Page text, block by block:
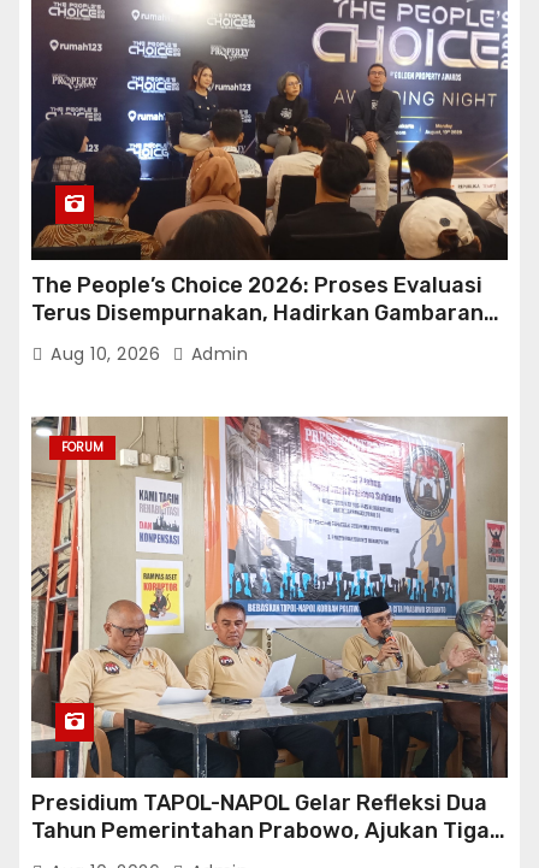
The People’s Choice 2026: Proses Evaluasi
Terus Disempurnakan, Hadirkan Gambaran
Riil Kepercayaan Konsumen Properti
Aug 10, 2026 Admin
FORUM
Presidium TAPOL-NAPOL Gelar Refleksi Dua
Tahun Pemerintahan Prabowo, Ajukan Tiga
Tuntutan